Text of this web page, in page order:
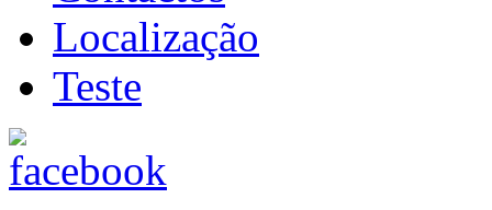
Localização
Teste